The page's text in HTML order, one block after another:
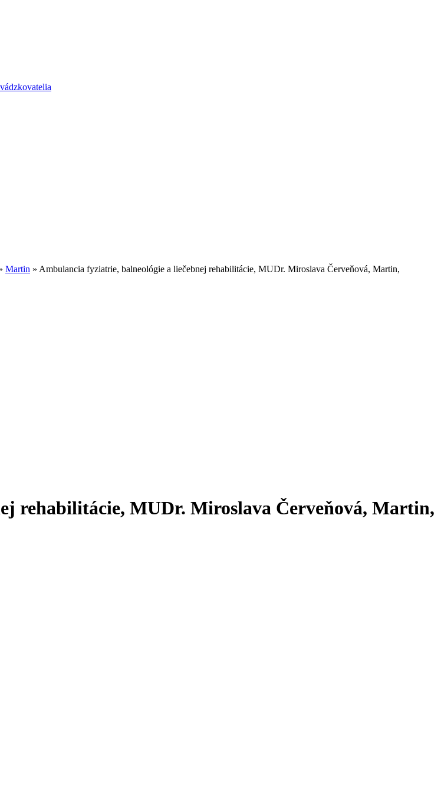
Martin » Ambulancia fyziatrie, balneológie a liečebnej rehabilitácie, MUDr. Miroslava Červeňová, Martin,
rehabilitácie, MUDr. Miroslava Červeňová, Martin,